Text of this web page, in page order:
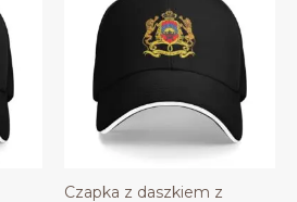
Czapka z daszkiem z